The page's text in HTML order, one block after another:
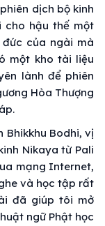
phiên dịch bộ kinh
cho hậu thếmột
của ngài mà
một kho tài liệu
lành để phiên
Hòa Thượng
.
Bhikkhu Bodhi, vị
Nikaya từ Pali
mạng Internet,
và học tập rất
đã giúp tôi mở
ngữ Phật học